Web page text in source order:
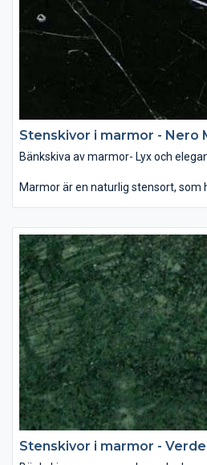
vilket gör den tåligare för repor och
med speciella medel hjälper att
och hålla dess fina glans.
Stenskivor i marmor - Nero
Bänkskiva av marmor- Lyx och
Marmor är en naturlig stensort, som
samband med rätt belysning ger ett
Som dekoration kan man använda
designelement på öppna spisen
finns ett brett utbud av färg och
– allt mellan ljusvita till svarta,
mörka färger starkare än ljusa och
vilket gör den tåligare för repor och
med speciella medel hjälper att
och hålla dess fina glans.
Stenskivor i marmor -